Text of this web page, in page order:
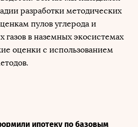
разработки методических
пулов углерода и
газов в наземных экосистемах
оценки с использованием
ипотеку по базовым